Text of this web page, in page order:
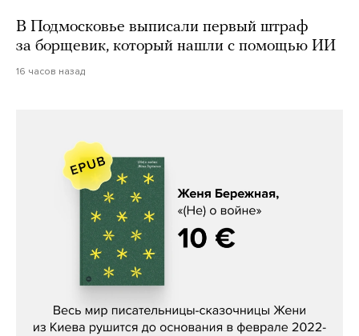
В Подмосковье выписали первый штраф
за борщевик, который нашли с помощью ИИ
16 часов назад
Женя Бережная, «(Не) о войне»